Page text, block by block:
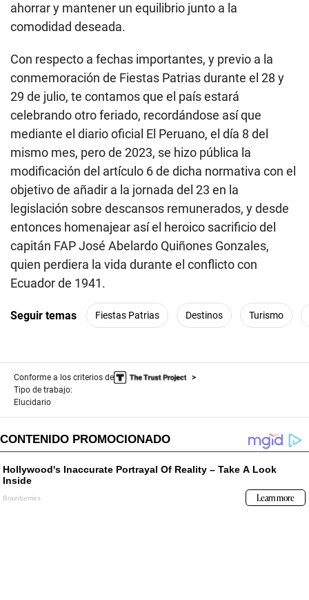
ahorrar y mantener un equilibrio junto a la
comodidad deseada.
Con respecto a fechas importantes, y previo a la
conmemoración de Fiestas Patrias durante el 28 y
29 de julio, te contamos que el país estará
celebrando otro feriado, recordándose así que
mediante el diario oficial El Peruano, el día 8 del
mismo mes, pero de 2023, se hizo pública la
modificación del artículo 6 de dicha normativa con el
objetivo de añadir a la jornada del 23 en la
legislación sobre descansos remunerados, y desde
entonces homenajear así el heroico sacrificio del
capitán FAP José Abelardo Quiñones Gonzales,
quien perdiera la vida durante el conflicto con
Ecuador de 1941.
Seguir temas Fiestas Patrias Destinos Turismo
Conforme a los criterios de
Tipo de trabajo:
Elucidario